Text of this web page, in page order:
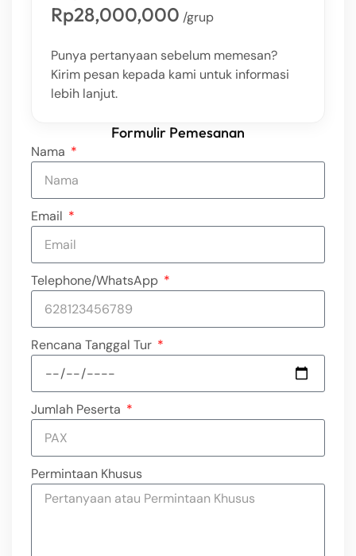
Rp28,000,000 /grup
Punya pertanyaan sebelum memesan?
Kirim pesan kepada kami untuk informasi
lebih lanjut.
Formulir Pemesanan
Nama
Email
Telephone/WhatsApp
Rencana Tanggal Tur
Jumlah Peserta
Permintaan Khusus